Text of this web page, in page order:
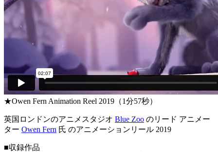
★Owen Fern Animation Reel 2019（1分57秒）
英国ロンドンのアニメスタジオ Blue Zoo のリード アニメー
ター Owen Fern 氏 のアニメーションリール 2019
■収録作品